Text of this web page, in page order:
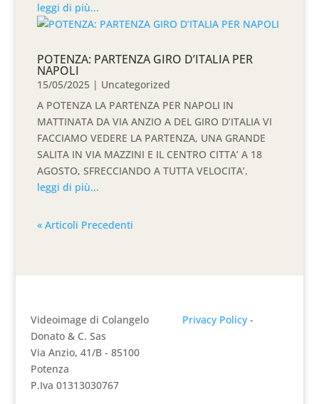
leggi di più...
POTENZA: PARTENZA GIRO D’ITALIA PER
NAPOLI
15/05/2025 | Uncategorized
A POTENZA LA PARTENZA PER NAPOLI IN
MATTINATA DA VIA ANZIO A DEL GIRO D’ITALIA VI
FACCIAMO VEDERE LA PARTENZA, UNA GRANDE
SALITA IN VIA MAZZINI E IL CENTRO CITTA’ A 18
AGOSTO, SFRECCIANDO A TUTTA VELOCITA’.
leggi di più...
« Articoli Precedenti
Videoimage di Colangelo
Donato & C. Sas
Via Anzio, 41/B - 85100
Potenza
P.Iva 01313030767
Privacy Policy -